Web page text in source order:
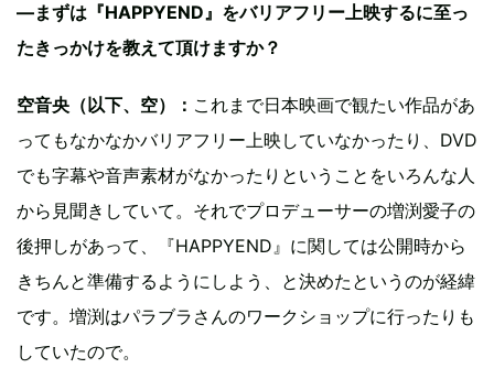
—まずは『HAPPYEND』をバリアフリー上映するに至っ
たきっかけを教えて頂けますか？
空音央（以下、空）： これまで日本映画で観たい作品があ
ってもなかなかバリアフリー上映していなかったり、DVD
でも字幕や音声素材がなかったりということをいろんな人
から見聞きしていて。それでプロデューサーの増渕愛子の
後押しがあって、『HAPPYEND』に関しては公開時から
きちんと準備するようにしよう、と決めたというのが経緯
です。増渕はパラブラさんのワークショップに行ったりも
していたので。